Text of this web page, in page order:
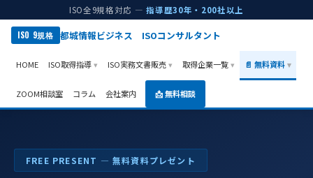
ISO全9規格対応 —指導歴30年・200社以上
ISO 9規格 都城情報ビジネス ISOコンサルタント
HOME ISO取得指導 ISO実務文書販売 取得企業一覧 📄 無料資料
ZOOM相談室 コラム 会社案内 📩 無料相談
FREE PRESENT ― 無料資料プレゼント